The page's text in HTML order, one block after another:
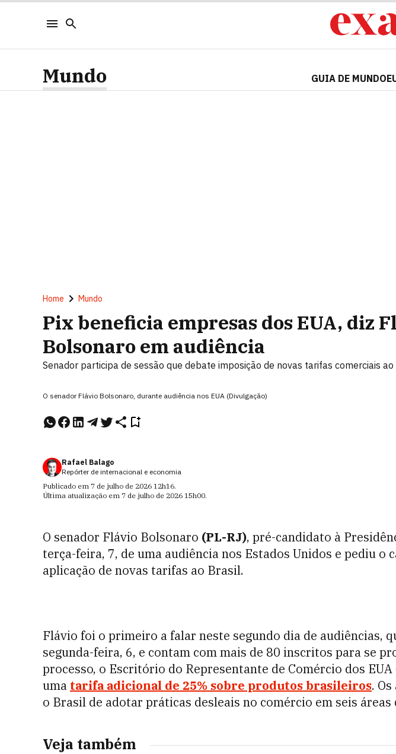
Mundo GUIA DE MUNDO
Home Mundo
Pix beneficia empresas dos EUA, diz
Bolsonaro em audiência
Senador participa de sessão que debate imposição de novas tarifas comerciais
O senador Flávio Bolsonaro, durante audiência nos EUA (Divulgação)
Rafael Balago
Repórter de internacional e economia
Publicado em 7 de julho de 2026 12h16.
Última atualização em 7 de julho de 2026 15h00.
O senador Flávio Bolsonaro (PL-RJ), pré-candidato à
terça-feira, 7, de uma audiência nos Estados Unidos e pediu o
aplicação de novas tarifas ao Brasil.
Flávio foi o primeiro a falar neste segundo dia de audiências,
segunda-feira, 6, e contam com mais de 80 inscritos para se
processo, o Escritório do Representante de Comércio dos EUA
uma tarifa adicional de 25% sobre produtos brasileiros.
o Brasil de adotar práticas desleais no comércio em seis
Veja também